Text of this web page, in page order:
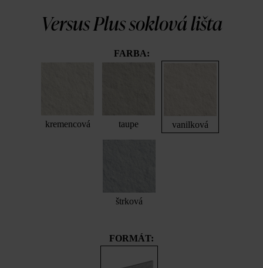
Versus Plus soklová lišta
FARBA:
kremencová taupe vanilková
štrková
FORMÁT: